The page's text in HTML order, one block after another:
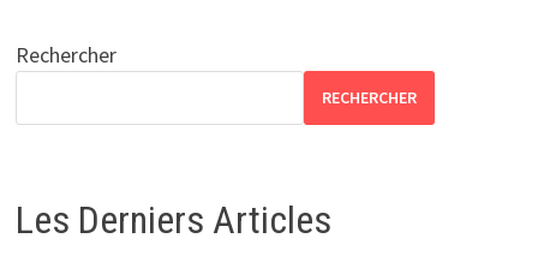
Rechercher
RECHERCHER
Les Derniers Articles